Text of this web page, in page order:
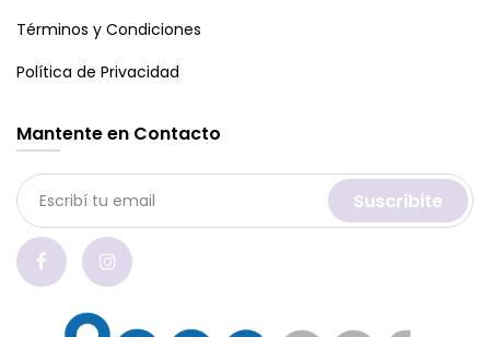
Términos y Condiciones
Política de Privacidad
Mantente en Contacto
Suscribite